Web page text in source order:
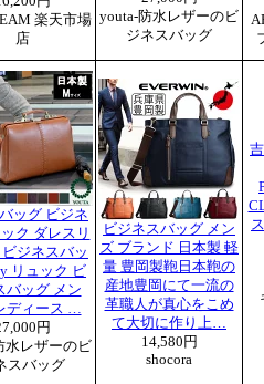
楽天市場
店
youta-防水レザーのビ
ジネスバッグ
ッグ ビジネ
ク ダレスリ
ジネスバッ
リュック ビ
バッグ メン
ィース …
円
水レザーのビ
スバッグ
ビジネスバッグ メン
ズ ブランド 日本製 軽
量 豊岡製鞄日本鞄の
産地豊岡にて一流の
革職人が真心をこめ
て大切に作り上…
14,580円
shocora